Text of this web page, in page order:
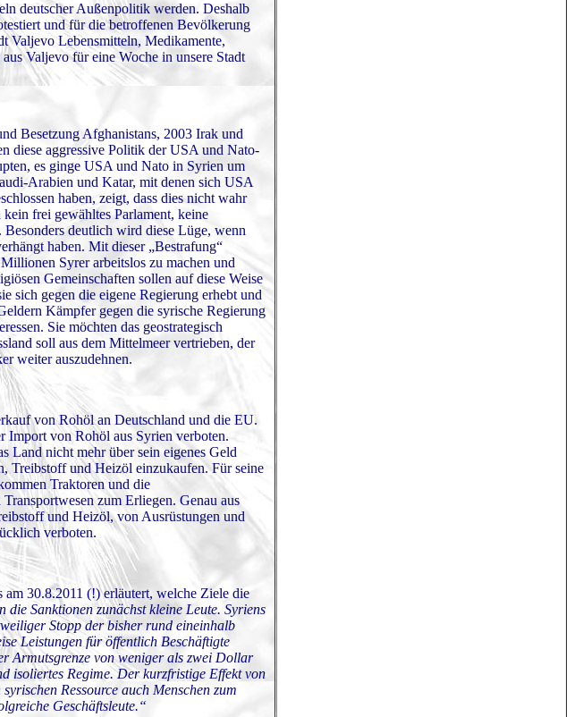
deutscher Außenpolitik werden. Deshalb
und für die betroffenen Bevölkerung
Valjevo Lebensmitteln, Medikamente,
Valjevo für eine Woche in unsere Stadt
Besetzung Afghanistans, 2003 Irak und
diese aggressive Politik der USA und Nato-
es ginge USA und Nato in Syrien um
Arabien und Katar, mit denen sich USA
haben, zeigt, dass dies nicht wahr
frei gewähltes Parlament, keine
Besonders deutlich wird diese Lüge, wenn
haben. Mit dieser „Bestrafung“
Syrer arbeitslos zu machen und
Gemeinschaften sollen auf diese Weise
sich gegen die eigene Regierung erhebt und
Kämpfer gegen die syrische Regierung
Sie möchten das geostrategisch
soll aus dem Mittelmeer vertrieben, der
weiter auszudehnen.
von Rohöl an Deutschland und die EU.
Import von Rohöl aus Syrien verboten.
Land nicht mehr über sein eigenes Geld
Treibstoff und Heizöl einzukaufen. Für seine
Traktoren und die
zum Erliegen. Genau aus
und Heizöl, von Ausrüstungen und
verboten.
30.8.2011 (!) erläutert, welche Ziele die
die Sanktionen zunächst kleine Leute. Syriens
Stopp der bisher rund eineinhalb
Leistungen für öffentlich Beschäftigte
Armutsgrenze von weniger als zwei Dollar
isoliertes Regime. Der kurzfristige Effekt von
Ressource auch Menschen zum
Geschäftsleute.“